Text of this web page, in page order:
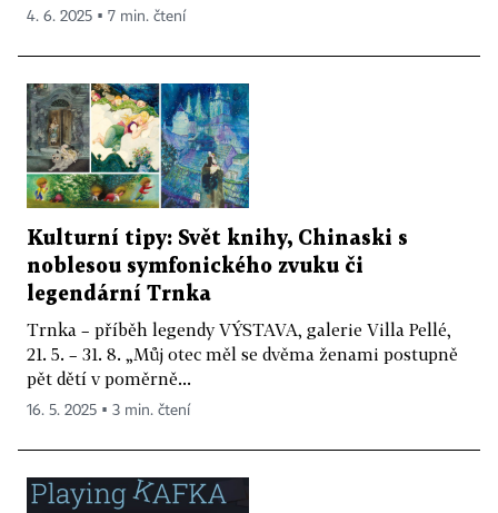
4. 6. 2025 ▪ 7 min. čtení
Kulturní tipy: Svět knihy, Chinaski s
noblesou symfonického zvuku či
legendární Trnka
Trnka – příběh legendy VÝSTAVA, galerie Villa Pellé,
21. 5. – 31. 8. „Můj otec měl se dvěma ženami postupně
pět dětí v poměrně...
16. 5. 2025 ▪ 3 min. čtení